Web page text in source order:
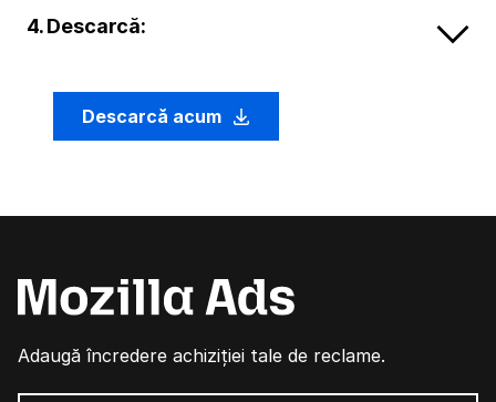
4. Descarcă:
Descarcă acum
Adaugă încredere achiziției tale de reclame.